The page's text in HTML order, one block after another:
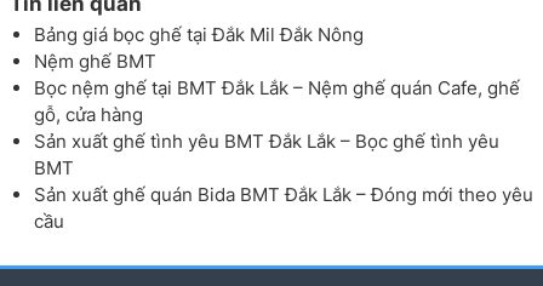
Bảng giá bọc ghế tại Đắk Mil Đắk Nông
Nệm ghế BMT
Bọc nệm ghế tại BMT Đắk Lắk – Nệm ghế quán Cafe, ghế
gỗ, cửa hàng
Sản xuất ghế tình yêu BMT Đắk Lắk – Bọc ghế tình yêu
BMT
Sản xuất ghế quán Bida BMT Đắk Lắk – Đóng mới theo yêu
cầu